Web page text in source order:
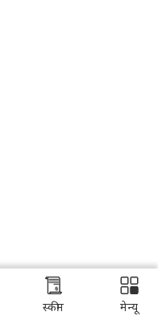
स्कीम मेन्यू